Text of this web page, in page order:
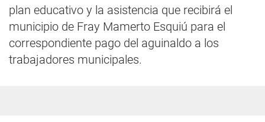
plan educativo y la asistencia que recibirá el
municipio de Fray Mamerto Esquiú para el
correspondiente pago del aguinaldo a los
trabajadores municipales.